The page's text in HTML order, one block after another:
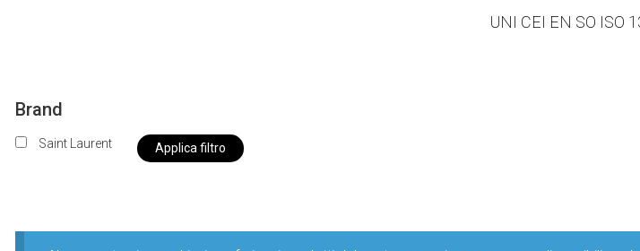
UNI CEI EN SO ISO
Brand
Saint Laurent Applica filtro